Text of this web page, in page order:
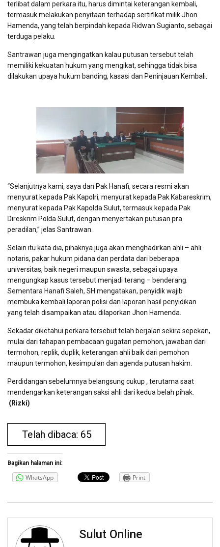
terlibat dalam perkara itu, harus dimintai keterangan kembali,
termasuk melakukan penyitaan terhadap sertifikat milik Jhon
Hamenda, yang telah berpindah kepada Ridwan Sugianto, sebagai
terduga pelaku.
Santrawan juga mengingatkan kalau putusan tersebut telah
memiliki kekuatan hukum yang mengikat, sehingga tidak bisa
dilakukan upaya hukum banding, kasasi dan Peninjauan Kembali.
“Selanjutnya kami, saya dan Pak Hanafi, secara resmi akan
menyurat kepada Pak Kapolri, menyurat kepada Pak Kabareskrim,
menyurat kepada Pak Kapolda Sulut, termasuk kepada Pak
Direskrim Polda Sulut, dengan menyertakan putusan pra
peradilan,” jelas Santrawan.
Selain itu kata dia, pihaknya juga akan menghadirkan ahli – ahli
notaris, pakar hukum pidana dan perdata dari beberapa
universitas, baik negeri maupun swasta, sebagai upaya
mengungkap kasus tersebut menjadi terang – benderang.
Sementara Hanafi Saleh, SH mengatakan, penyidik wajib
membuka kembali laporan polisi dan laporan hasil penyidikan
yang telah disampaikan atau dilaporkan Jhon Hamenda.
Sekadar diketahui perkara tersebut telah berjalan sekira sepekan,
mulai dari tahapan pembacaan gugatan pemohon, jawaban dari
termohon, replik, duplik, keterangan ahli baik dari pemohon
maupun termohon, kesimpulan dan agenda putusan hakim.
Perdidangan sebelumnya belangsung cukup , terutama saat
mendengarkan keterangan saksi ahli dari kedua belah pihak.
(Rizki)
Telah dibaca: 65
Bagikan halaman ini:
WhatsApp Print
Sulut Online